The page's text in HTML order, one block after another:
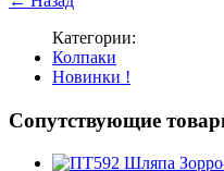
Категории:
Колпаки
Новинки !
Cопутствующие